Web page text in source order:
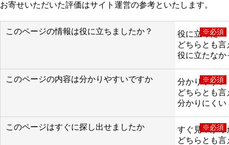
お寄せいただいた評価はサイト運営の参考といたします。
このページの情報は役に立ちましたか？ ※必須
役に立った
どちらとも言
役に立たなか
このページの内容は分かりやすいですか ※必須
分かりやすい
どちらとも言
分かりにくい
このページはすぐに探し出せましたか ※必須
すぐ見つかっ
どちらとも言